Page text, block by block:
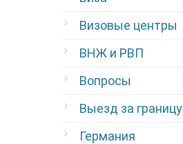
Визовые центры
ВНЖ и РВП
Вопросы
Выезд за границу
Германия